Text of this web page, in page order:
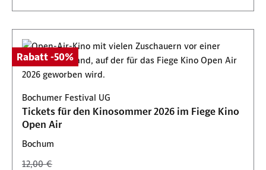
Rabatt -50%
Bochumer Festival UG
Tickets für den Kinosommer 2026 im Fiege Kino
Open Air
Bochum
12,00 €